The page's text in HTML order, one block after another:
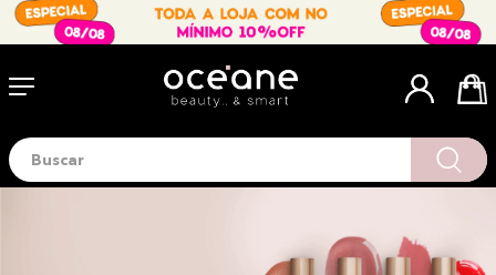
Buscar
Termos mais buscados